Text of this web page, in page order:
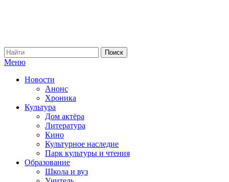
Меню
Новости
Анонс
Хроника
Культура
Дом актёра
Литература
Кино
Культурное наследие
Парк культуры и чтения
Образование
Школа и вуз